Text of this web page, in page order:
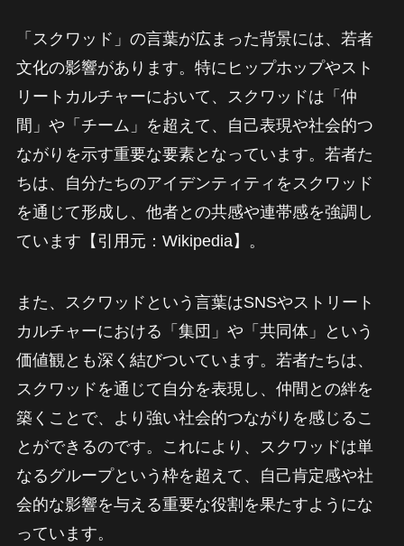
「スクワッド」の言葉が広まった背景には、若者
文化の影響があります。特にヒップホップやスト
リートカルチャーにおいて、スクワッドは「仲
間」や「チーム」を超えて、自己表現や社会的つ
ながりを示す重要な要素となっています。若者た
ちは、自分たちのアイデンティティをスクワッド
を通じて形成し、他者との共感や連帯感を強調し
ています【引用元：Wikipedia】。
また、スクワッドという言葉はSNSやストリート
カルチャーにおける「集団」や「共同体」という
価値観とも深く結びついています。若者たちは、
スクワッドを通じて自分を表現し、仲間との絆を
築くことで、より強い社会的つながりを感じるこ
とができるのです。これにより、スクワッドは単
なるグループという枠を超えて、自己肯定感や社
会的な影響を与える重要な役割を果たすようにな
っています。